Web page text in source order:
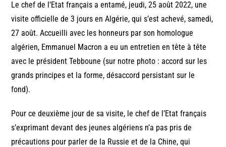
Le chef de l’Etat français a entamé, jeudi, 25 août 2022, une
visite officielle de 3 jours en Algérie, qui s’est achevé, samedi,
27 août. Accueilli avec les honneurs par son homologue
algérien, Emmanuel Macron a eu un entretien en tête à tête
avec le président Tebboune (sur notre photo : accord sur les
grands principes et la forme, désaccord persistant sur le
fond).
Pour ce deuxième jour de sa visite, le chef de l’Etat français
s’exprimant devant des jeunes algériens n’a pas pris de
précautions pour parler de la Russie et de la Chine, qui